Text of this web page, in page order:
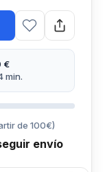
€
min.
de 100€)
envío